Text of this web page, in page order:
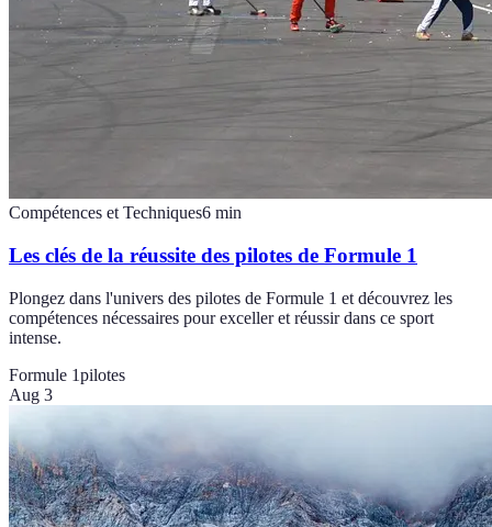
Compétences et Techniques6 min
Les clés de la réussite des pilotes de Formule 1
Plongez dans l'univers des pilotes de Formule 1 et découvrez les
compétences nécessaires pour exceller et réussir dans ce sport
intense.
Formule 1pilotes
Aug 3